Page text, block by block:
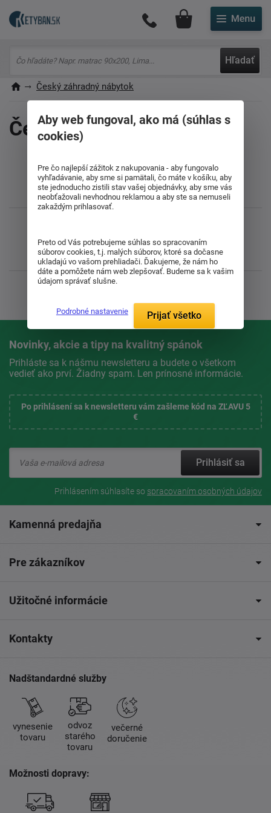
Hľadať
Môj účet
Český záhradný nábytok
Český záhradný nábytok
Líbil se vám článek? Sdílejte ho s přáteli
Novinky, akcie a tipy na kvalitný spánok
Prihláste sa k nášmu newsletteru a budete o všetkom
vedieť ako prví. Žiadny spam. Len prínosné informácie.
Po prihlásení sa k newsletteru vám zašleme kód na ZĽAVU 5
€
Prihlásiť sa
Prihlásením súhlasíte so spracovaním osobných údajov
Kamenná predajňa
Pre zákazníkov
Užitočné informácie
Kontakty
Nadštandardné služby
vynesenie
tovaru
odvoz
starého
tovaru
večerné
doručenie
Možnosti dopravy:
Aby web fungoval, ako má (súhlas s
cookies)
Pre čo najlepší zážitok z nakupovania - aby fungovalo
vyhľadávanie, aby sme si pamätali, čo máte v košíku, aby
ste jednoducho zistili stav vašej objednávky, aby sme vás
neobťažovali nevhodnou reklamou a aby ste sa nemuseli
zakaždým prihlasovať.
Preto od Vás potrebujeme súhlas so spracovaním
súborov cookies, t.j. malých súborov, ktoré sa dočasne
ukladajú vo vašom prehliadači. Ďakujeme, že nám ho
dáte a pomôžete nám web zlepšovať. Budeme sa k vašim
údajom správať slušne.
Podrobné nastavenie Prijať všetko